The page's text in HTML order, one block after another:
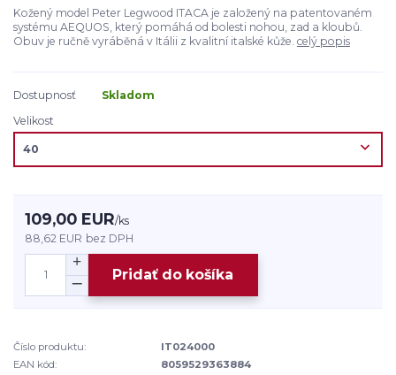
Kožený model Peter Legwood ITACA je založený na patentovaném
systému AEQUOS, který pomáhá od bolesti nohou, zad a kloubů.
Obuv je ručně vyráběná v Itálii z kvalitní italské kůže. celý popis
Dostupnosť
Skladom
Velikost
109,00 EUR/ks
88,62 EUR bez DPH
Pridať do košíka
Číslo produktu:
IT024000
EAN kód:
8059529363884